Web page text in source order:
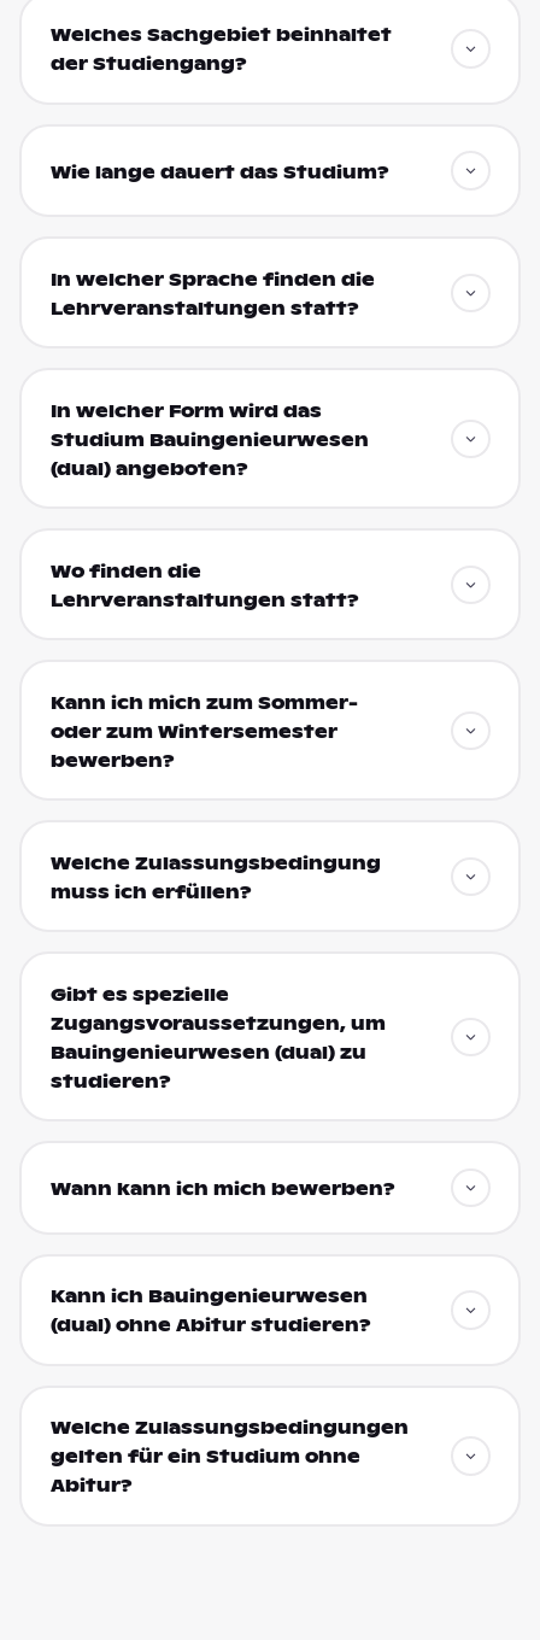
Welches Sachgebiet beinhaltet
der Studiengang?
Wie lange dauert das Studium?
In welcher Sprache finden die
Lehrveranstaltungen statt?
In welcher Form wird das
Studium Bauingenieurwesen
(dual) angeboten?
Wo finden die
Lehrveranstaltungen statt?
Kann ich mich zum Sommer-
oder zum Wintersemester
bewerben?
Welche Zulassungsbedingung
muss ich erfüllen?
Gibt es spezielle
Zugangsvoraussetzungen, um
Bauingenieurwesen (dual) zu
studieren?
Wann kann ich mich bewerben?
Kann ich Bauingenieurwesen
(dual) ohne Abitur studieren?
Welche Zulassungsbedingungen
gelten für ein Studium ohne
Abitur?